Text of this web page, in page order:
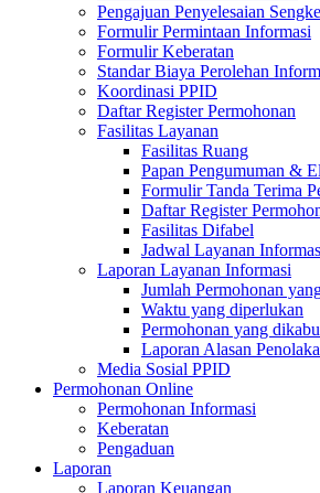
Pengajuan Penyelesaian
Formulir Permintaan Informasi
Formulir Keberatan
Standar Biaya Perolehan
Koordinasi PPID
Daftar Register Permohonan
Fasilitas Layanan
Fasilitas Ruang
Papan Pengumuman &
Formulir Tanda Terima
Daftar Register
Fasilitas Difabel
Jadwal Layanan
Laporan Layanan Informasi
Jumlah Permohonan
Waktu yang diperlukan
Permohonan yang
Laporan Alasan
Media Sosial PPID
Permohonan Online
Permohonan Informasi
Keberatan
Pengaduan
Laporan
Laporan Keuangan